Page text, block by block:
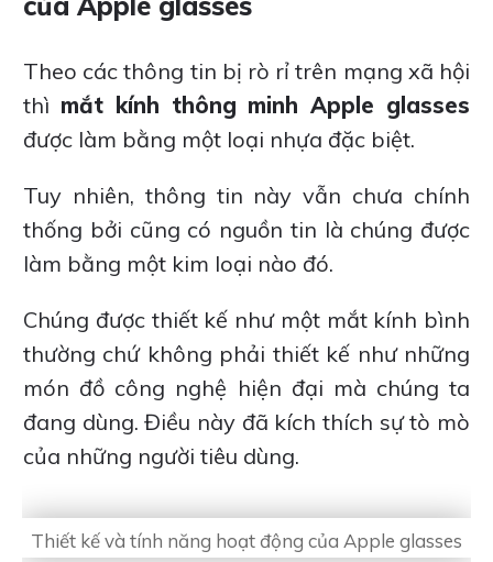
Theo các thông tin bị rò rỉ trên mạng xã hội
thì mắt kính thông minh Apple glasses
được làm bằng một loại nhựa đặc biệt.
Tuy nhiên, thông tin này vẫn chưa chính
thống bởi cũng có nguồn tin là chúng được
làm bằng một kim loại nào đó.
Chúng được thiết kế như một mắt kính bình
thường chứ không phải thiết kế như những
món đồ công nghệ hiện đại mà chúng ta
đang dùng. Điều này đã kích thích sự tò mò
của những người tiêu dùng.
Thiết kế và tính năng hoạt động của Apple glasses